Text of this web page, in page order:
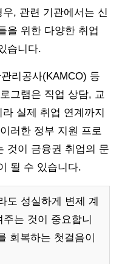
, 관련 기관에서는 신
을 위한 다양한 취업
습니다.
리공사(KAMCO) 등
그램은 직업 상담, 교
실제 취업 연계까지
러한 정부 지원 프로
것이 금융권 취업의 문
될 수 있습니다.
도 성실하게 변제 계
는 것이 중요합니
회복하는 첫걸음이